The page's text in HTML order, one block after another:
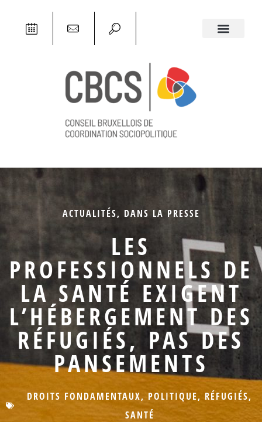
ACTUALITÉS, DANS LA PRESSE
LES
PROFESSIONNELS DE
LA SANTÉ EXIGENT
L’HÉBERGEMENT DES
RÉFUGIÉS, PAS DES
PANSEMENTS
DROITS FONDAMENTAUX, POLITIQUE, RÉFUGIÉS,
SANTÉ